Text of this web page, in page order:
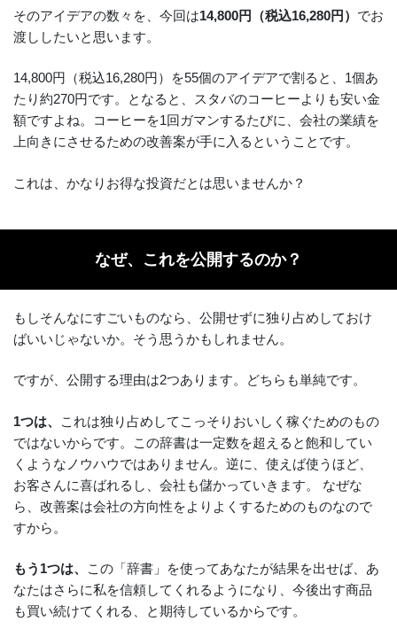
そのアイデアの数々を、今回は14,800円（税込16,280円） でお
渡ししたいと思います。
14,800円（税込16,280円）を55個のアイデアで割ると、1個あ
たり約270円です。となると、スタバのコーヒーよりも安い金
額ですよね。コーヒーを1回ガマンするたびに、会社の業績を
上向きにさせるための改善案が手に入るということです。
これは、かなりお得な投資だとは思いませんか？
なぜ、これを公開するのか？
もしそんなにすごいものなら、公開せずに独り占めしておけ
ばいいじゃないか。そう思うかもしれません。
ですが、公開する理由は2つあります。どちらも単純です。
1つは、
これは独り占めしてこっそりおいしく稼ぐためのもの
ではないからです。この辞書は一定数を超えると飽和してい
くようなノウハウではありません。逆に、使えば使うほど、
お客さんに喜ばれるし、会社も儲かっていきます。 なぜな
ら、改善案は会社の方向性をよりよくするためのものなので
すから。
もう1つは、
この「辞書」を使ってあなたが結果を出せば、あ
なたはさらに私を信頼してくれるようになり、今後出す商品
も買い続けてくれる、と期待しているからです。